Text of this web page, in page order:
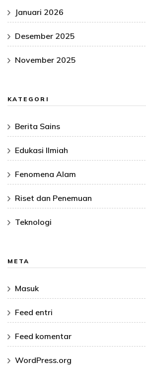
Januari 2026
Desember 2025
November 2025
KATEGORI
Berita Sains
Edukasi Ilmiah
Fenomena Alam
Riset dan Penemuan
Teknologi
META
Masuk
Feed entri
Feed komentar
WordPress.org